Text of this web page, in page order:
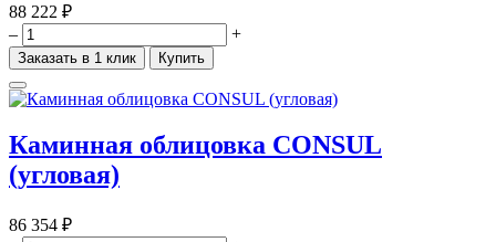
88 222 ₽
–
+
Заказать в 1 клик Купить
Каминная облицовка CONSUL
(угловая)
86 354 ₽